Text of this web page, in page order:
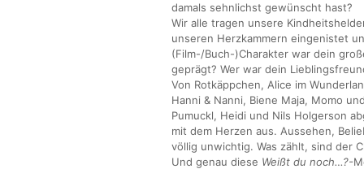
damals sehnlichst gewünscht hast?
Wir alle tragen unsere
unseren Herzkammern eingenistet
(Film-/Buch-)Charakter war dein
geprägt? Wer war dein
Von Rotkäppchen, Alice im
Hanni & Nanni, Biene Maja, Momo
Pumuckl, Heidi und Nils Holgerson
mit dem Herzen aus. Aussehen,
völlig unwichtig. Was zählt, sind der
Und genau diese Weißt du noch…?-